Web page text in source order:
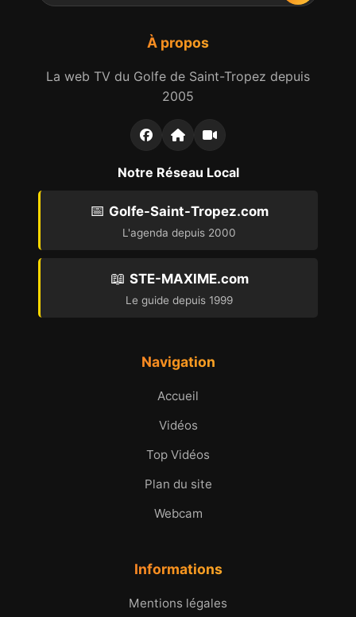
À propos
La web TV du Golfe de Saint-Tropez depuis
2005
Notre Réseau Local
📅 Golfe-Saint-Tropez.com
L'agenda depuis 2000
📖 STE-MAXIME.com
Le guide depuis 1999
Navigation
Accueil
Vidéos
Top Vidéos
Plan du site
Webcam
Informations
Mentions légales